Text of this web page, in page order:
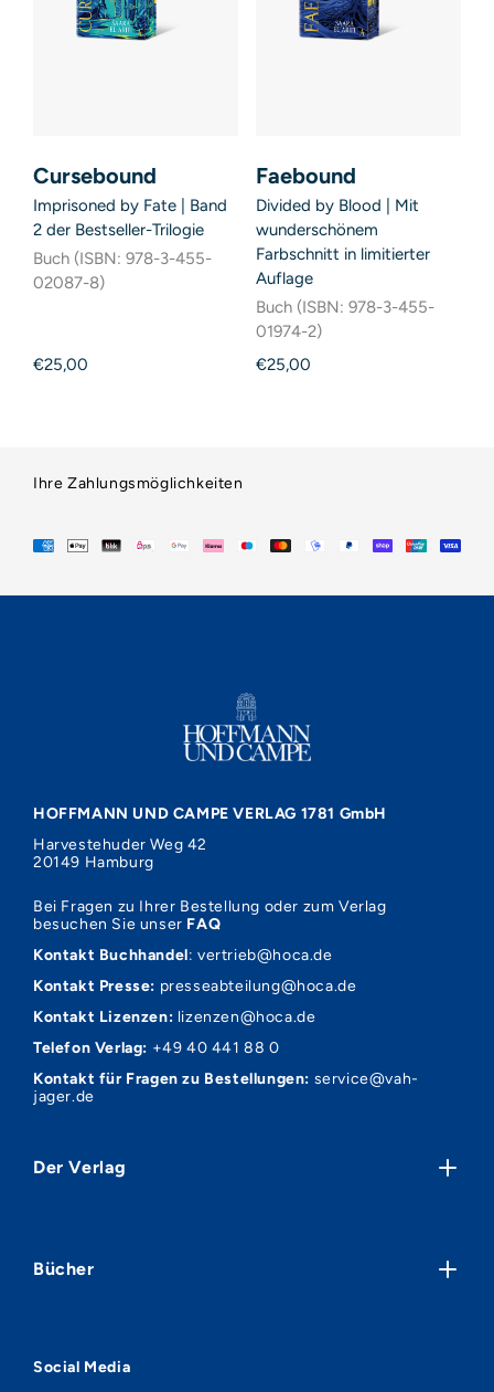
Cursebound
Imprisoned by Fate | Band
2 der Bestseller-Trilogie
Buch (ISBN: 978-3-455-
02087-8)
€25,00
Faebound
Divided by Blood | Mit
wunderschönem
Farbschnitt in limitierter
Auflage
Buch (ISBN: 978-3-455-
01974-2)
€25,00
Ihre Zahlungsmöglichkeiten
HOFFMANN UND CAMPE VERLAG 1781 GmbH
Harvestehuder Weg 42
20149 Hamburg
Bei Fragen zu Ihrer Bestellung oder zum Verlag
besuchen Sie unser FAQ
Kontakt Buchhandel:vertrieb@hoca.de
Kontakt Presse: presseabteilung@hoca.de
Kontakt Lizenzen: lizenzen@hoca.de
Telefon Verlag: +49 40 441 88 0
Kontakt für Fragen zu Bestellungen: service@vah-
jager.de
Der Verlag
Presse
FAQ
Bücher
Romane & Erzählungen
Social Media